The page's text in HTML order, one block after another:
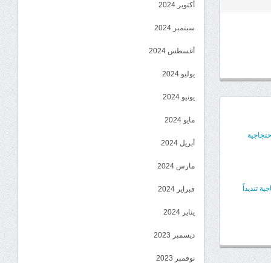
تنديداً
أكتوبر 2024
سبتمبر 2024
أغسطس 2024
يوليو 2024
يونيو 2024
مايو 2024
أبريل 2024
مارس 2024
فبراير 2024
يناير 2024
ديسمبر 2023
نوفمبر 2023